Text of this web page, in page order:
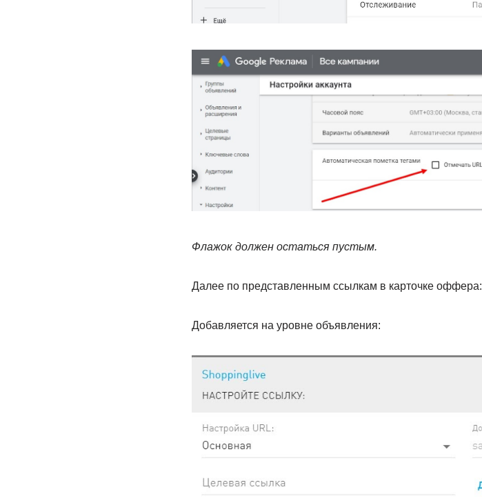
Флажок должен остаться пустым.
Далее по представленным ссылкам в карточке оффера:
Добавляется на уровне объявления: